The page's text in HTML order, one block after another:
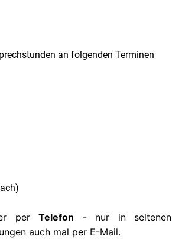
an folgenden Terminen
perTelefon - nur in seltenen
auch mal per E-Mail.